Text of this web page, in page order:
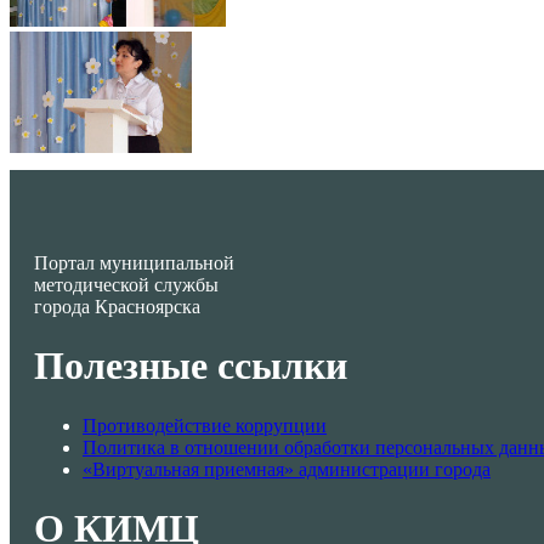
Портал муниципальной
методической службы
города Красноярска
Полезные ссылки
Противодействие коррупции
Политика в отношении обработки персональных
«Виртуальная приемная» администрации города
О КИМЦ